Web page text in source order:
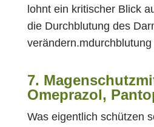
lohnt ein kritischer Blick
die Durchblutung des
7.
Omeprazol,
Was eigentlich schützen